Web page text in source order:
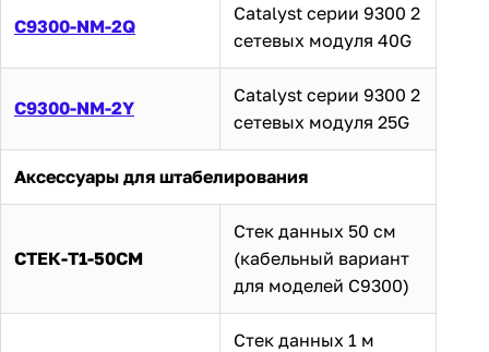
C9300-NM-2Q
Catalyst серии 9300 2
сетевых модуля 40G
C9300-NM-2Y
Catalyst серии 9300 2
сетевых модуля 25G
Аксессуары для штабелирования
СТЕК-T1-50CM
Стек данных 50 см
(кабельный вариант
для моделей C9300)
Стек данных 1 м